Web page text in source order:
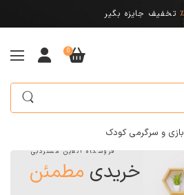
تخفیف جایزه بگیر
0
بازی و سرگرمی کودک
فروشگاه آنلاین مستردبی
خریدی مطمئن